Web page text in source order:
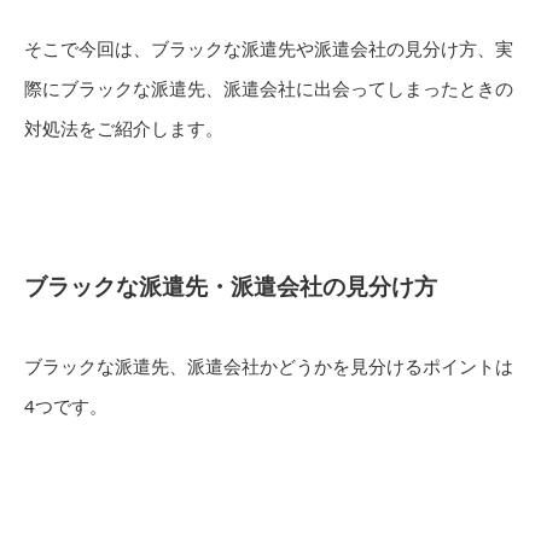
そこで今回は、ブラックな派遣先や派遣会社の見分け方、実
際にブラックな派遣先、派遣会社に出会ってしまったときの
対処法をご紹介します。
ブラックな派遣先・派遣会社の見分け方
ブラックな派遣先、派遣会社かどうかを見分けるポイントは
4つです。